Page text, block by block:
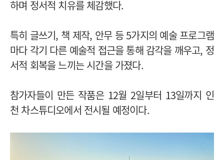
하며 정서적 치유를 체감했다.
특히 글쓰기, 책 제작, 안무 등 5가지의 예술 프로그램
마다 각기 다른 예술적 접근을 통해 감각을 깨우고, 정
서적 회복을 느끼는 시간을 가졌다.
참가자들이 만든 작품은 12월 2일부터 13일까지 인
천 차스튜디오에서 전시될 예정이다.